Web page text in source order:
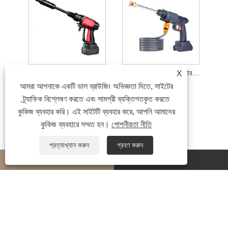
80W হোম-ইউজ হাই-প্রেশার কার ওয়াশ ওয়াটার গান
X
আমরা আপনাকে একটি ভাল ব্রাউজিং অভিজ্ঞতা দিতে, সাইটের
ট্র্যাফিক বিশ্লেষণ করতে এবং সামগ্রী ব্যক্তিগতকৃত করতে
কুকিজ ব্যবহার করি। এই সাইটটি ব্যবহার করে, আপনি আমাদের
কুকিজ ব্যবহারে সম্মত হন।গোপনীয়তা নীতি
প্রত্যাখ্যান করুন গ্রহণ করুন